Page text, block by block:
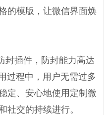
的模版，让微信界面焕
封插件，防封能力高达
过程中，用户无需过多
定、安心地使用定制微
社交的持续进行。